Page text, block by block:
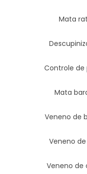
Mata
Controle de
Mata
Veneno de
Veneno
Veneno de